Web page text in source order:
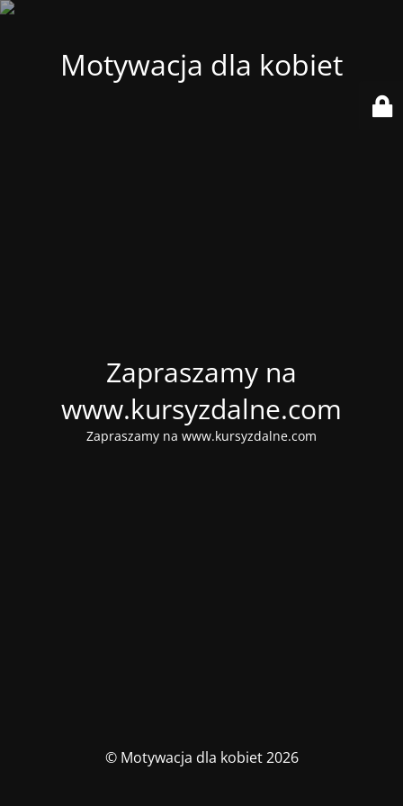
Motywacja dla kobiet
Zapraszamy na
www.kursyzdalne.com
Zapraszamy na www.kursyzdalne.com
© Motywacja dla kobiet 2026